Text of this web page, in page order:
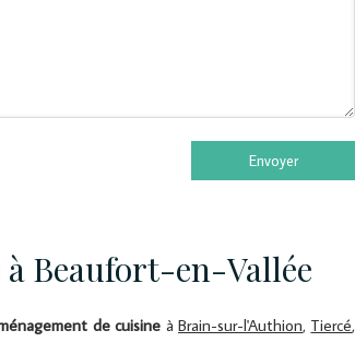
Envoyer
Beaufort-en-Vallée
de cuisine àBrain-sur-l'Authion, Tiercé,